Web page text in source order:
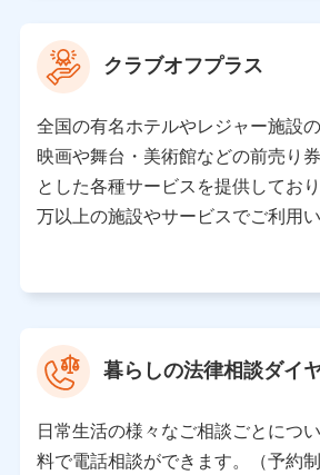
当社は利用目的の達成に必要な範囲内
の取り扱いの全部または一部を委託す
す。
個人データの共同利用
当社は株式会社NTTドコモとの間で
人データを共同利用します。
氏名、電話番号、メールアドレス、お客
性、連絡先、dポイントサービスのご利
として、dポイントカード番号、性別、
所、dポイント残高、dポイント利用履
利用情報
当社又は株式会社NTTドコモが提供する
クラブオフプラス
全国の有名ホテルやレジャー施設
映画や舞台・美術館などの前売り
とした各種サービスを提供してお
万以上の施設やサービスでご利用い
暮らしの法律相談ダイ
日常生活の様々なご相談ごとにつ
料で電話相談ができます。（予約